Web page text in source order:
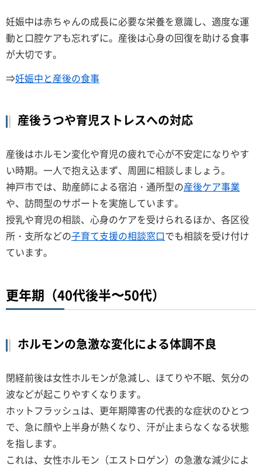
妊娠中は赤ちゃんの成長に必要な栄養を意識し、適度な運
動と口腔ケアも忘れずに。産後は心身の回復を助ける食事
が大切です。
⇒妊娠中と産後の食事
産後うつや育児ストレスへの対応
産後はホルモン変化や育児の疲れで心が不安定になりやす
い時期。一人で抱え込まず、周囲に相談しましょう。
神戸市では、助産師による宿泊・通所型の産後ケア事業
や、訪問型のサポートを実施しています。
授乳や育児の相談、心身のケアを受けられるほか、各区役
所・支所などの子育て支援の相談窓口でも相談を受け付け
ています。
更年期（40代後半〜50代）
ホルモンの急激な変化による体調不良
閉経前後は女性ホルモンが急減し、ほてりや不眠、気分の
波などが起こりやすくなります。
ホットフラッシュは、更年期障害の代表的な症状のひとつ
で、急に顔や上半身が熱くなり、汗が止まらなくなる状態
を指します。
これは、女性ホルモン（エストロゲン）の急激な減少によ